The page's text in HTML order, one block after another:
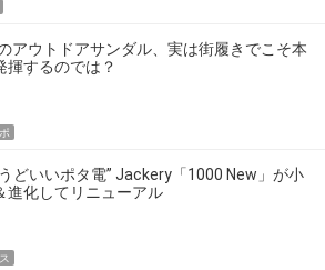
アウトドアサンダル、実は街履きでこそ本
揮するのでは？
どいいポタ電” Jackery「1000 New」が小
進化してリニューアル